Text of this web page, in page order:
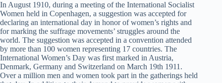
In August 1910, during a meeting of the International Socialist
Women held in Copenhagen, a suggestion was accepted for
declaring an international day in honor of women’s rights and
for marking the suffrage movements’ struggles around the
world. The suggestion was accepted in a convention attended
by more than 100 women representing 17 countries. The
International Women’s Day was first marked in Austria,
Denmark, Germany and Switzerland on March 19th 1911.
Over a million men and women took part in the gatherings held